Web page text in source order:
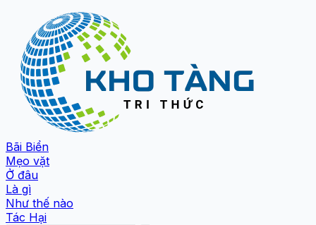
Bãi Biển
Mẹo vặt
Ở đâu
Là gì
Như thế nào
Tác Hại